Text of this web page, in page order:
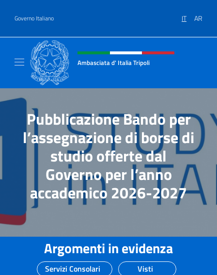
Governo Italiano IT AR
Intestazione sito, social e menù
Ambasciata d' Italia Tripoli
Pubblicazione Bando per
l’assegnazione di borse di
studio offerte dal
Governo per l’anno
accademico 2026-2027
Argomenti in evidenza
Servizi Consolari
Visti